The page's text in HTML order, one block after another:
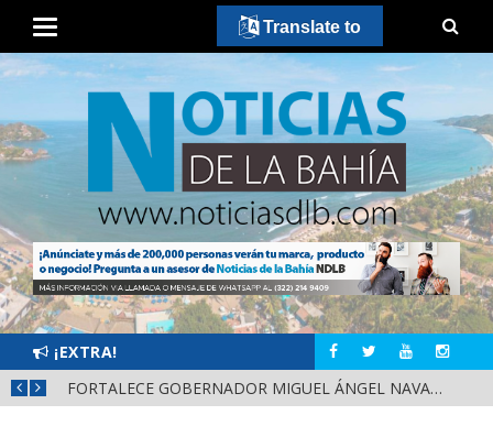
¡EXTRA!
FORTALECE GOBERNADOR MIGUEL ÁNGEL NAVARRO LA COORDINACIÓN CON EL SECTOR EDUCATIVO EN NAYARIT
Translate to